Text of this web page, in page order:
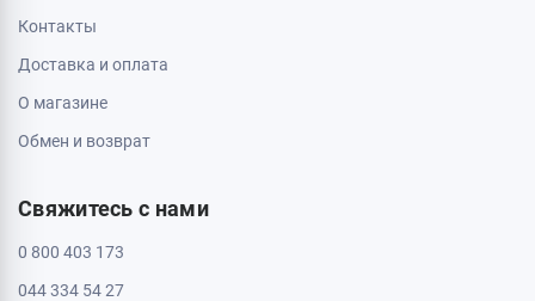
Полтава, 36000, ул. Небесной Сотни 2
Пн - Вс: с 10:00 до 20:00
ТРЦ Депот, 2 этаж
Черкассы, 18005, бул. Шевченка, 195
Информация